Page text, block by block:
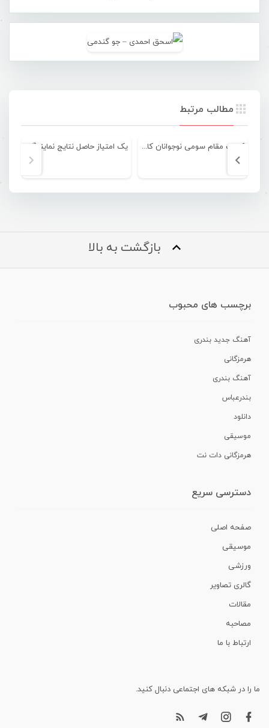
مطالب مرتبط
کسب مقام سومی نوجوانان کاناپولو “باغ شهر فین” در مسابقات کشوری
بازگشت به بالا
برچسب های محبوب
آهنگ جدید بندری
هرمزگانی
آهنگ بندری
بندرعباس
دانلود
موسیقی
هرمزگانی دات نت
دسترسی سریع
صفحه اصلی
موسیقی
ورزشی
گالری تصاویر
مقالات
مصاحبه
ارتباط با ما
ما را در شبکه های اجتماعی دنبال کنید.